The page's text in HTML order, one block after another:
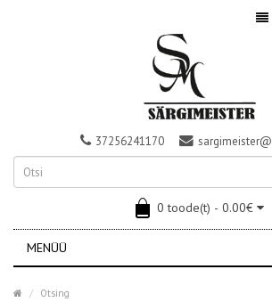
37256241170
0 toode(t) - 0.00€
MENÜÜ
Otsing